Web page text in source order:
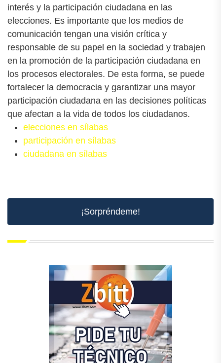
interés y la participación ciudadana en las
elecciones. Es importante que los medios de
comunicación tengan una visión crítica y
responsable de su papel en la sociedad y trabajen
en la promoción de la participación ciudadana en
los procesos electorales. De esta forma, se puede
fortalecer la democracia y garantizar una mayor
participación ciudadana en las decisiones políticas
que afectan a la vida de todos los ciudadanos.
elecciones en sílabas
participación en sílabas
ciudadana en sílabas
¡Sorpréndeme!